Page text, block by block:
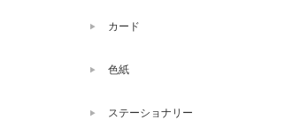
カード
色紙
ステーショナリー